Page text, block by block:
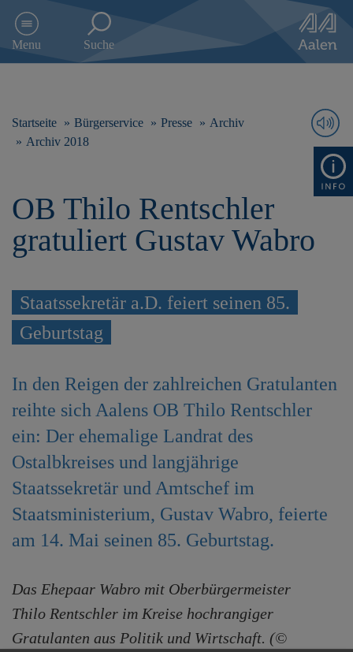
e
g
Menu Suche
Startseite Bürgerservice Presse
Archiv
Archiv 2018
OB Thilo Rentschler
gratuliert Gustav Wabro
Staatssekretär a.D. feiert seinen 85.
Geburtstag
In den Reigen der zahlreichen Gratulanten
reihte sich Aalens OB Thilo Rentschler
ein: Der ehemalige Landrat des
Ostalbkreises und langjährige
Staatssekretär und Amtschef im
Staatsministerium, Gustav Wabro, feierte
am 14. Mai seinen 85. Geburtstag.
Das Ehepaar Wabro mit Oberbürgermeister
Thilo Rentschler im Kreise hochrangiger
Gratulanten aus Politik und Wirtschaft. (©